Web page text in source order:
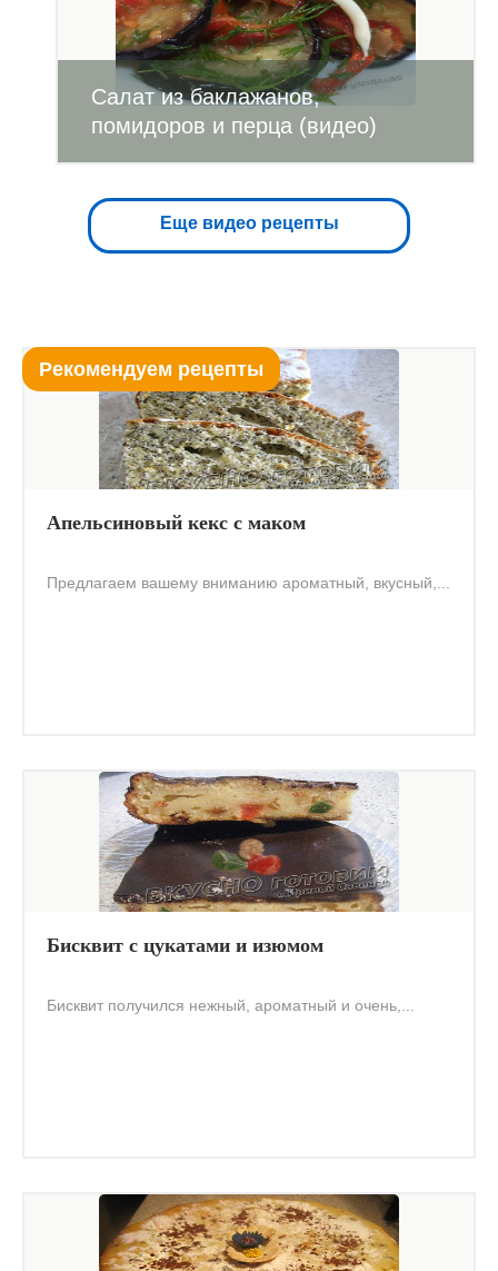
Салат из баклажанов,
помидоров и перца (видео)
Еще видео рецепты
Рекомендуем рецепты
Апельсиновый кекс с маком
Предлагаем вашему вниманию ароматный, вкусный,...
Бисквит с цукатами и изюмом
Бисквит получился нежный, ароматный и очень,...